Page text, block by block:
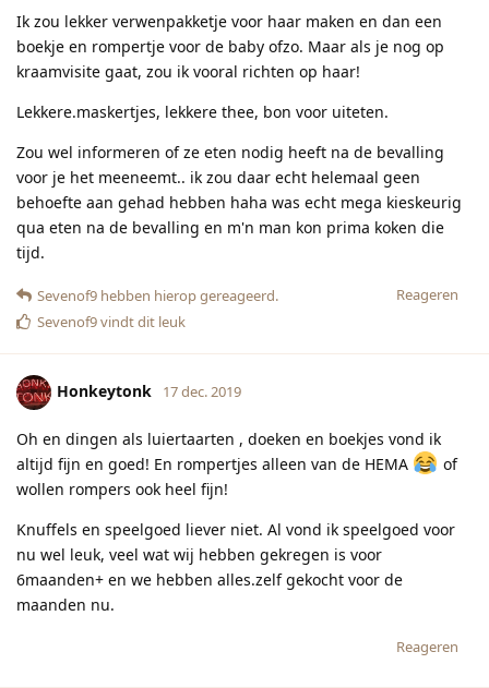
Ik zou lekker verwenpakketje voor haar maken en dan een
boekje en rompertje voor de baby ofzo. Maar als je nog op
kraamvisite gaat, zou ik vooral richten op haar!
Lekkere.maskertjes, lekkere thee, bon voor uiteten.
Zou wel informeren of ze eten nodig heeft na de bevalling
voor je het meeneemt.. ik zou daar echt helemaal geen
behoefte aan gehad hebben haha was echt mega kieskeurig
qua eten na de bevalling en m'n man kon prima koken die
tijd.
Reageren
Sevenof9 hebben hierop gereageerd.
Sevenof9vindt dit leuk
Honkeytonk 17 dec. 2019
Oh en dingen als luiertaarten , doeken en boekjes vond ik
altijd fijn en goed! En rompertjes alleen van de HEMA
of
wollen rompers ook heel fijn!
Knuffels en speelgoed liever niet. Al vond ik speelgoed voor
nu wel leuk, veel wat wij hebben gekregen is voor
6maanden+ en we hebben alles.zelf gekocht voor de
maanden nu.
Reageren